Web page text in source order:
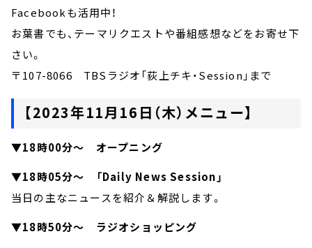
Facebookも活用中！
お葉書でも、テーマリクエストや番組感想などをお寄せ下
さい。
〒107-8066 TBSラジオ「荻上チキ・Session」まで
【2023年11月16日（木）メニュー】
▼18時00分～ オープニング
▼18時05分～ 「Daily News Session」
当日の主なニュースを紹介＆解説します。
▼18時50分～ ラジオショッピング